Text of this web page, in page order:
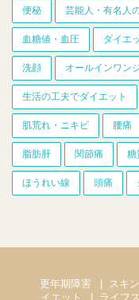
便秘 芸能人・有名人
血糖値・血圧 ダイエ
洗顔 オールインワン
生活の工夫でダイエット
肌荒れ・ニキビ 腰痛
脂肪肝 関節痛 糖
ほうれい線 頭痛
更年期障害 スキ
イエット
ライフ